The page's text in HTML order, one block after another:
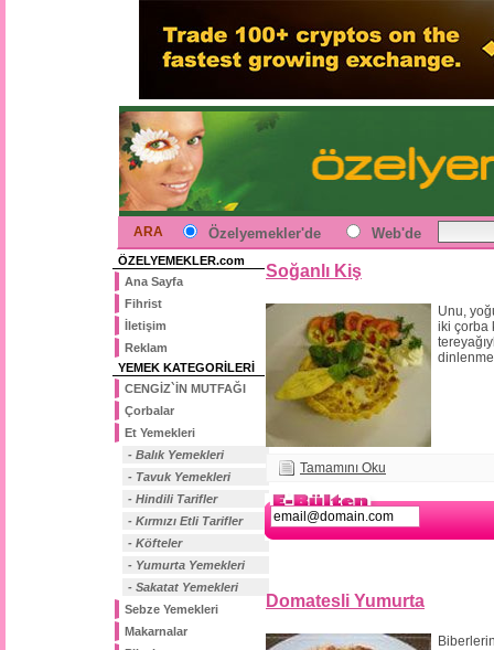
ARA Özelyemekler'de Web'de
ÖZELYEMEKLER.com
Ana Sayfa
Fihrist
İletişim
Reklam
YEMEK KATEGORİLERİ
CENGİZ`İN MUTFAĞI
Çorbalar
Et Yemekleri
- Balık Yemekleri
- Tavuk Yemekleri
- Hindili Tarifler
- Kırmızı Etli Tarifler
- Köfteler
- Yumurta Yemekleri
- Sakatat Yemekleri
Sebze Yemekleri
Makarnalar
Soğanlı Kiş
Unu,
iki çorba
Tamamını Oku
Domatesli Yumurta